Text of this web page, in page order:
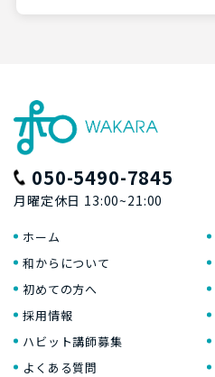
050-5490-7845
月曜定休日 13:00~21:00
ホーム
和からについて
初めての方へ
採用情報
ハビット講師募集
よくある質問